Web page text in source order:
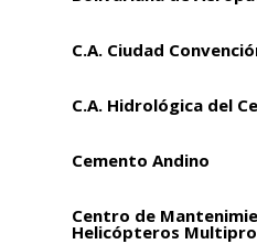
C.A. Ciudad
C.A. Hidrológica del
Cemento Andino
Centro de
Helicópteros